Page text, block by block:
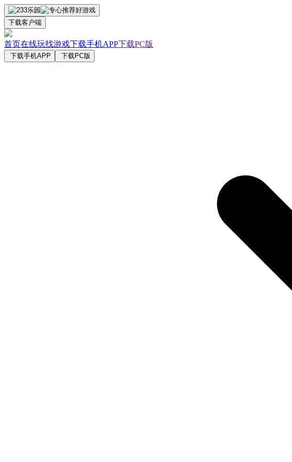
下载客户端
首页在线玩找游戏下载手机APP下载PC版
下载手机APP 下载PC版